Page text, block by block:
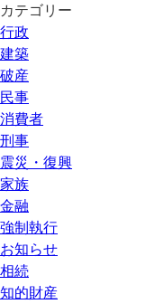
カテゴリー
行政
建築
破産
民事
消費者
刑事
震災・復興
家族
金融
強制執行
お知らせ
相続
知的財産